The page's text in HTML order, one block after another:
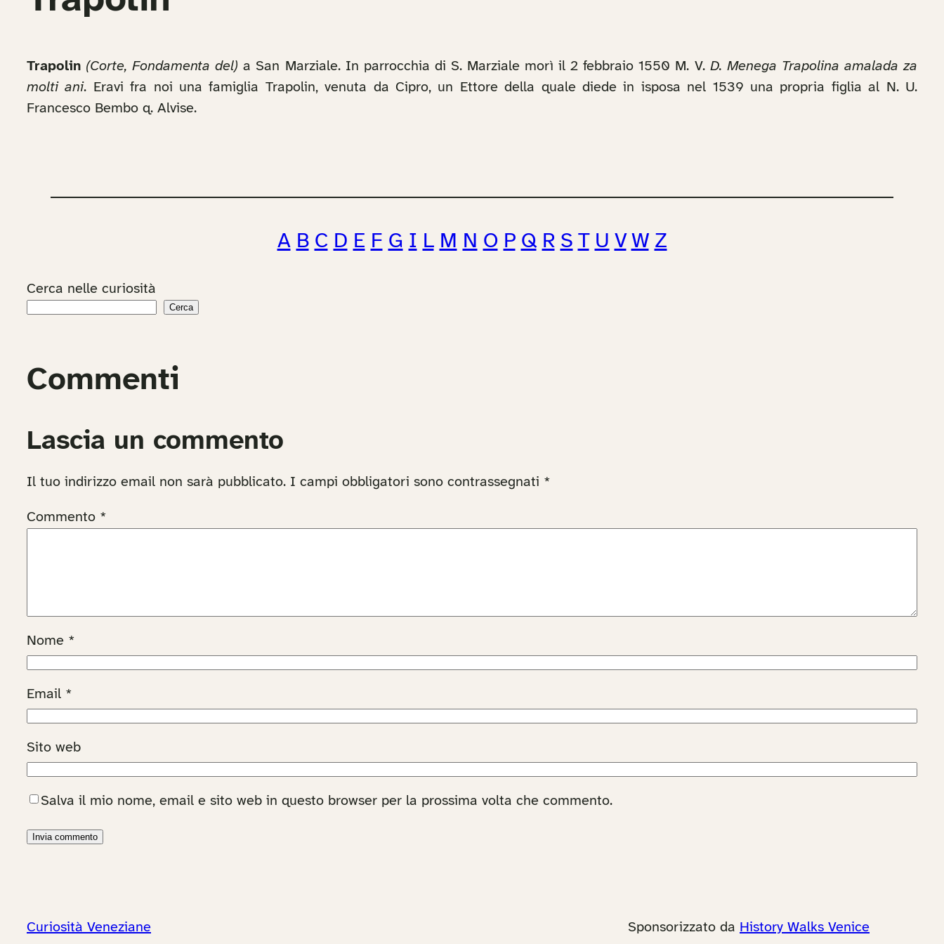
Trapolin (Corte, Fondamenta del) a San Marziale. In parrocchia di S. Marziale morì il 2 febbraio 1550 M. V. D. Menega Trapolina amalada za
molti ani. Eravi fra noi una famiglia Trapolin, venuta da Cipro, un Ettore della quale diede in isposa nel 1539 una propria figlia al N. U.
Francesco Bembo q. Alvise.
A B C D E F G I L M N O P Q R S T U V W Z
Cerca nelle curiosità
Cerca
Commenti
Lascia un commento
Il tuo indirizzo email non sarà pubblicato. I campi obbligatori sono contrassegnati *
Commento *
Nome *
Email *
Sito web
Salva il mio nome, email e sito web in questo browser per la prossima volta che commento.
Curiosità Veneziane Sponsorizzato da History Walks Venice